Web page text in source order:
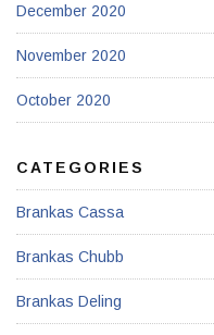
December 2020
November 2020
October 2020
CATEGORIES
Brankas Cassa
Brankas Chubb
Brankas Deling